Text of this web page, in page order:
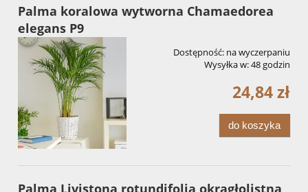
Palma koralowa wytworna Chamaedorea
elegans P9
Dostępność: na wyczerpaniu
Wysyłka w:48 godzin
24,84 zł
do koszyka
Palma Livistona rotundifolia okrągłolistna